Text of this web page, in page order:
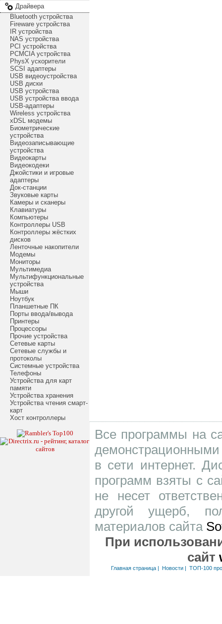
Драйвера
Bluetooth устройства
Fireware устройства
IR устройства
NAS устройства
PCI устройства
PCMCIA устройства
PhysX ускорители
SCSI адаптеры
USB видеоустройства
USB диски
USB устройства
USB устройства ввода
USB-адаптеры
Wireless устройства
xDSL модемы
Биометрические
устройства
Видеозаписывающие
устройства
Видеокарты
Видеокодеки
Джойстики и игровые
адаптеры
Док-станции
Звуковые карты
Камеры и сканеры
Клавиатуры
Компьютеры
Контроллеры USB
Контроллеры жёстких
дисков
Ленточные накопители
Модемы
Мониторы
Мультимедиа
Мультифункциональные
устройства
Мыши
Ноутбук
Планшетные ПК
Порты ввода/вывода
Принтеры
Процессоры
Прочие устройства
Сетевые карты
Сетевые службы и
протоколы
Системные устройства
Телефоны
Устройства для карт
памяти
Устройства хранения
Устройства чтения смарт-
карт
Хост контроллеры
Все программы на
в сети интернет.
программ взяты с
не несет
другой ущерб,
материалов сайта
При
сайт
Главная страница| Новости| ТОП-100